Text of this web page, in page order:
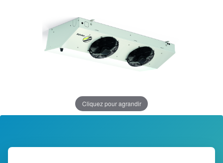
Cliquez pour agrandir